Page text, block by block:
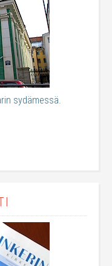
sydämessä.